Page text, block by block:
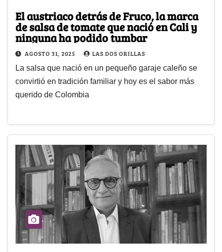
El austriaco detrás de Fruco, la marca
de salsa de tomate que nació en Cali y
ninguna ha podido tumbar
AGOSTO 31, 2025 LAS DOS ORILLAS
La salsa que nació en un pequeño garaje caleño se
convirtió en tradición familiar y hoy es el sabor más
querido de Colombia